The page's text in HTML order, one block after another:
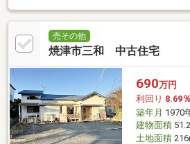
売その他
焼津市三和 中古住宅
690万円
利回り 8.69％
築年月 1970
建物面積
土地面積